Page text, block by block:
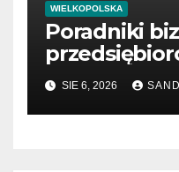
WIELKOPOLSKA
Poradniki
SIE 6, 2026